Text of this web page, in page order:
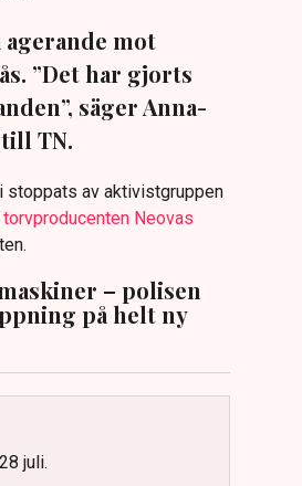
mot
”Det har gjorts
säger Anna-
TN.
stoppats av aktivistgruppen
torvproducenten Neovas
– polisen
på helt ny
juli.